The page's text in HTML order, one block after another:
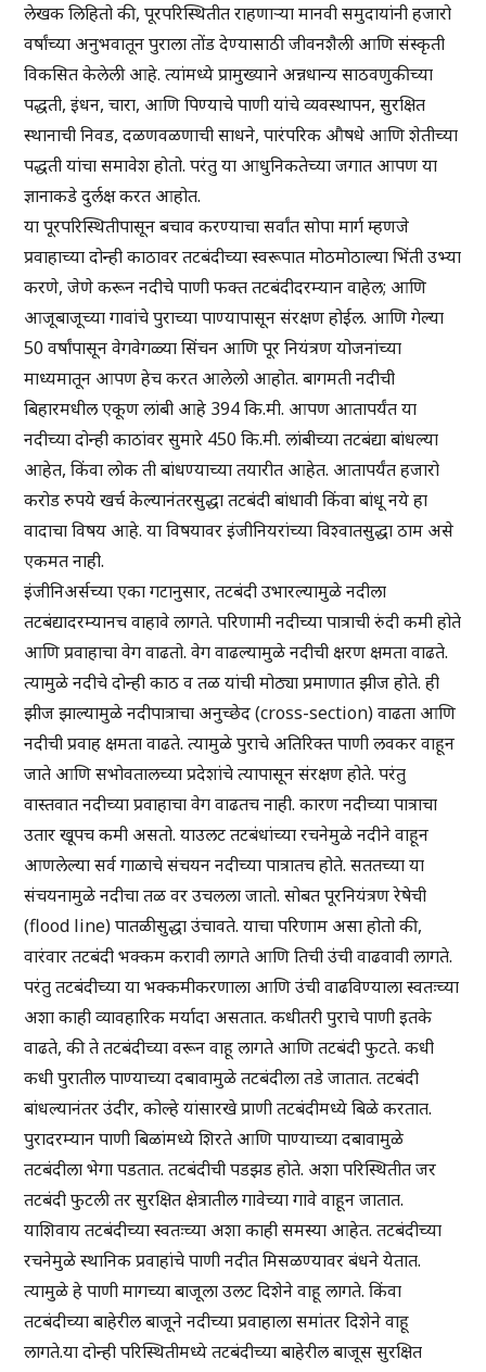
लेखक लिहितो की, पूरपरिस्थितीत राहणाऱ्या मानवी समुदायांनी हजारो
वर्षांच्या अनुभवातून पुराला तोंड देण्यासाठी जीवनशैली आणि संस्कृती
विकसित केलेली आहे. त्यांमध्ये प्रामुख्याने अन्नधान्य साठवणुकीच्या
पद्धती, इंधन, चारा, आणि पिण्याचे पाणी यांचे व्यवस्थापन, सुरक्षित
स्थानाची निवड, दळणवळणाची साधने, पारंपरिक औषधे आणि शेतीच्या
पद्धती यांचा समावेश होतो. परंतु या आधुनिकतेच्या जगात आपण या
ज्ञानाकडे दुर्लक्ष करत आहोत.
या पूरपरिस्थितीपासून बचाव करण्याचा सर्वांत सोपा मार्ग म्हणजे
प्रवाहाच्या दोन्ही काठावर तटबंदीच्या स्वरूपात मोठमोठाल्या भिंती उभ्या
करणे, जेणे करून नदीचे पाणी फक्त तटबंदीदरम्यान वाहेल; आणि
आजूबाजूच्या गावांचे पुराच्या पाण्यापासून संरक्षण होईल. आणि गेल्या
50 वर्षांपासून वेगवेगळ्या सिंचन आणि पूर नियंत्रण योजनांच्या
माध्यमातून आपण हेच करत आलेलो आहोत. बागमती नदीची
बिहारमधील एकूण लांबी आहे 394 कि.मी. आपण आतापर्यंत या
नदीच्या दोन्ही काठांवर सुमारे 450 कि.मी. लांबीच्या तटबंद्या बांधल्या
आहेत, किंवा लोक ती बांधण्याच्या तयारीत आहेत. आतापर्यंत हजारो
करोड रुपये खर्च केल्यानंतरसुद्धा तटबंदी बांधावी किंवा बांधू नये हा
वादाचा विषय आहे. या विषयावर इंजीनियरांच्या विश्वातसुद्धा ठाम असे
एकमत नाही.
इंजीनिअर्सच्या एका गटानुसार, तटबंदी उभारल्यामुळे नदीला
तटबंद्यादरम्यानच वाहावे लागते. परिणामी नदीच्या पात्राची रुंदी कमी होते
आणि प्रवाहाचा वेग वाढतो. वेग वाढल्यामुळे नदीची क्षरण क्षमता वाढते.
त्यामुळे नदीचे दोन्ही काठ व तळ यांची मोठ्या प्रमाणात झीज होते. ही
झीज झाल्यामुळे नदीपात्राचा अनुच्छेद (cross-section) वाढता आणि
नदीची प्रवाह क्षमता वाढते. त्यामुळे पुराचे अतिरिक्त पाणी लवकर वाहून
जाते आणि सभोवतालच्या प्रदेशांचे त्यापासून संरक्षण होते. परंतु
वास्तवात नदीच्या प्रवाहाचा वेग वाढतच नाही. कारण नदीच्या पात्राचा
उतार खूपच कमी असतो. याउलट तटबंधांच्या रचनेमुळे नदीने वाहून
आणलेल्या सर्व गाळाचे संचयन नदीच्या पात्रातच होते. सततच्या या
संचयनामुळे नदीचा तळ वर उचलला जातो. सोबत पूरनियंत्रण रेषेची
(flood line) पातळीसुद्धा उंचावते. याचा परिणाम असा होतो की,
वारंवार तटबंदी भक्कम करावी लागते आणि तिची उंची वाढवावी लागते.
परंतु तटबंदीच्या या भक्कमीकरणाला आणि उंची वाढविण्याला स्वतःच्या
अशा काही व्यावहारिक मर्यादा असतात. कधीतरी पुराचे पाणी इतके
वाढते, की ते तटबंदीच्या वरून वाहू लागते आणि तटबंदी फुटते. कधी
कधी पुरातील पाण्याच्या दबावामुळे तटबंदीला तडे जातात. तटबंदी
बांधल्यानंतर उंदीर, कोल्हे यांसारखे प्राणी तटबंदीमध्ये बिळे करतात.
पुरादरम्यान पाणी बिळांमध्ये शिरते आणि पाण्याच्या दबावामुळे
तटबंदीला भेगा पडतात. तटबंदीची पडझड होते. अशा परिस्थितीत जर
तटबंदी फुटली तर सुरक्षित क्षेत्रातील गावेच्या गावे वाहून जातात.
याशिवाय तटबंदीच्या स्वतःच्या अशा काही समस्या आहेत. तटबंदीच्या
रचनेमुळे स्थानिक प्रवाहांचे पाणी नदीत मिसळण्यावर बंधने येतात.
त्यामुळे हे पाणी मागच्या बाजूला उलट दिशेने वाहू लागते. किंवा
तटबंदीच्या बाहेरील बाजूने नदीच्या प्रवाहाला समांतर दिशेने वाहू
लागते.या दोन्ही परिस्थितीमध्ये तटबंदीच्या बाहेरील बाजूस सुरक्षित